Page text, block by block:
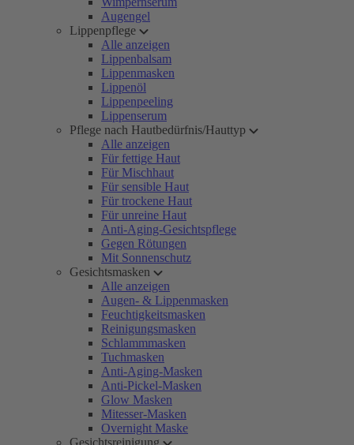
Augengel
Lippenpflege
Alle anzeigen
Lippenbalsam
Lippenmasken
Lippenöl
Lippenpeeling
Lippenserum
Pflege nach Hautbedürfnis/Hauttyp
Alle anzeigen
Für fettige Haut
Für Mischhaut
Für sensible Haut
Für trockene Haut
Für unreine Haut
Anti-Aging-Gesichtspflege
Gegen Rötungen
Mit Sonnenschutz
Gesichtsmasken
Alle anzeigen
Augen- & Lippenmasken
Feuchtigkeitsmasken
Reinigungsmasken
Schlammmasken
Tuchmasken
Anti-Aging-Masken
Anti-Pickel-Masken
Glow Masken
Mitesser-Masken
Overnight Maske
Gesichtsreinigung